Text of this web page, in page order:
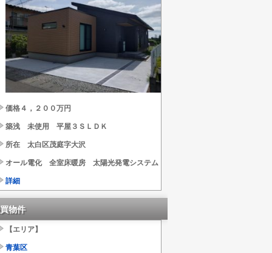
価格４，２００万円
築浅 未使用 平屋３ＳＬＤＫ
所在 太白区茂庭字大沢
オール電化 全室床暖房 太陽光発電システム
詳細
物件
【エリア】
青葉区